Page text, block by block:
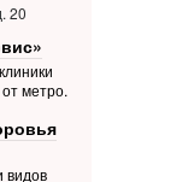
20
метро.
видов